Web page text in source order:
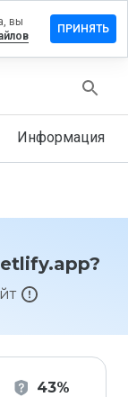
Информация
43%
вы
ПРИНЯТЬ